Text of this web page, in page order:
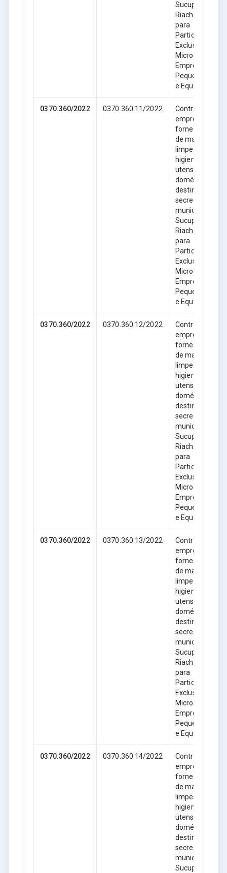
Sucupira do
Riachão- MA,
para
Participação
Exclusiva de
Empresas de
Pequeno Porte
e Equiparadas.
0370.360/2022 0370.360.11/2022
Contratação de
empresa para
fornecimento
de material de
limpeza,
higiene e
utensílios
domésticos,
destinado as
secretarias
municipais de
Sucupira do
Riachão- MA,
para
Participação
Exclusiva de
Empresas de
Pequeno Porte
e Equiparadas.
0370.360/2022 0370.360.12/2022
Contratação de
empresa para
fornecimento
de material de
limpeza,
higiene e
utensílios
domésticos,
destinado as
secretarias
municipais de
Sucupira do
Riachão- MA,
para
Participação
Exclusiva de
Empresas de
Pequeno Porte
e Equiparadas.
0370.360/2022 0370.360.13/2022
Contratação de
empresa para
fornecimento
de material de
limpeza,
higiene e
utensílios
domésticos,
destinado as
secretarias
municipais de
Sucupira do
Riachão- MA,
para
Participação
Exclusiva de
Empresas de
Pequeno Porte
e Equiparadas.
0370.360/2022 0370.360.14/2022
Contratação de
empresa para
fornecimento
de material de
limpeza,
higiene e
utensílios
domésticos,
destinado as
secretarias
municipais de
Sucupira do